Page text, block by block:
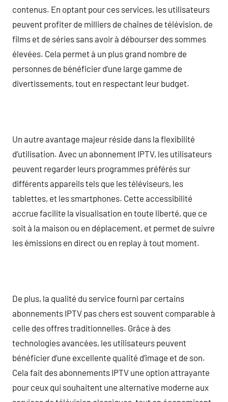
contenus. En optant pour ces services, les utilisateurs
peuvent profiter de milliers de chaînes de télévision, de
films et de séries sans avoir à débourser des sommes
élevées. Cela permet à un plus grand nombre de
personnes de bénéficier d’une large gamme de
divertissements, tout en respectant leur budget.
Un autre avantage majeur réside dans la flexibilité
d’utilisation. Avec un abonnement IPTV, les utilisateurs
peuvent regarder leurs programmes préférés sur
différents appareils tels que les téléviseurs, les
tablettes, et les smartphones. Cette accessibilité
accrue facilite la visualisation en toute liberté, que ce
soit à la maison ou en déplacement, et permet de suivre
les émissions en direct ou en replay à tout moment.
De plus, la qualité du service fourni par certains
abonnements IPTV pas chers est souvent comparable à
celle des offres traditionnelles. Grâce à des
technologies avancées, les utilisateurs peuvent
bénéficier d’une excellente qualité d’image et de son.
Cela fait des abonnements IPTV une option attrayante
pour ceux qui souhaitent une alternative moderne aux